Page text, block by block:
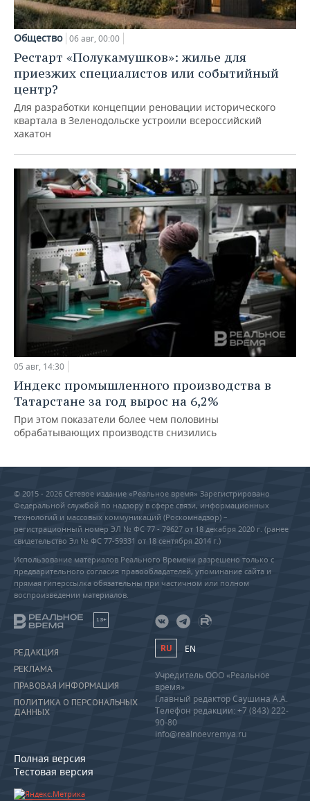
Общество 06 авг, 00:00
Рестарт «Полукамушков»: жилье для
приезжих специалистов или событийный
центр?
Для разработки концепции реновации исторического
квартала в Зеленодольске устроили всероссийский
хакатон
05 авг, 14:30
Индекс промышленного производства в
Татарстане за год вырос на 6,2%
При этом показатели более чем половины
обрабатывающих производств снизились
© 2015 - 2026 Сетевое издание «Реальное время» Зарегистрировано
Федеральной службой по надзору в сфере связи, информационных
технологий и массовых коммуникаций (Роскомнадзор) –
регистрационный номер ЭЛ № ФС 77 - 79627 от 18 декабря 2020 г. (ранее
свидетельство Эл № ФС 77-59331 от 18 сентября 2014 г.)
Использование материалов Реального Времени разрешено только с
предварительного согласия правообладателей, упоминание сайта и
прямая гиперссылка обязательны при частичном или полном
воспроизведении материалов.
18+
РЕДАКЦИЯ
РЕКЛАМА
ПРАВОВАЯ ИНФОРМАЦИЯ
ПОЛИТИКА О ПЕРСОНАЛЬНЫХ
ДАННЫХ
Полная версия
Тестовая версия
RU EN
Учредитель ООО «Реальное
время»
Главный редактор Саушина А.А.
Телефон редакции: +7 (843) 222-
90-80
info@realnoevremya.ru